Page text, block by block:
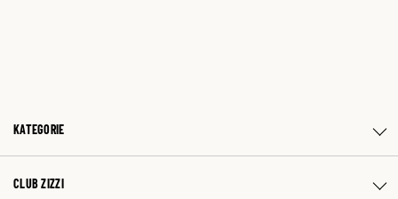
KATEGORIE
CLUB ZIZZI